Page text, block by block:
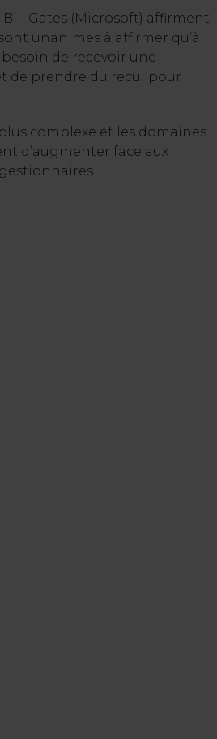
Gates (Microsoft) affirment
unanimes à affirmer qu’à
besoin de recevoir une
de prendre du recul pour
complexe et les domaines
d’augmenter face aux